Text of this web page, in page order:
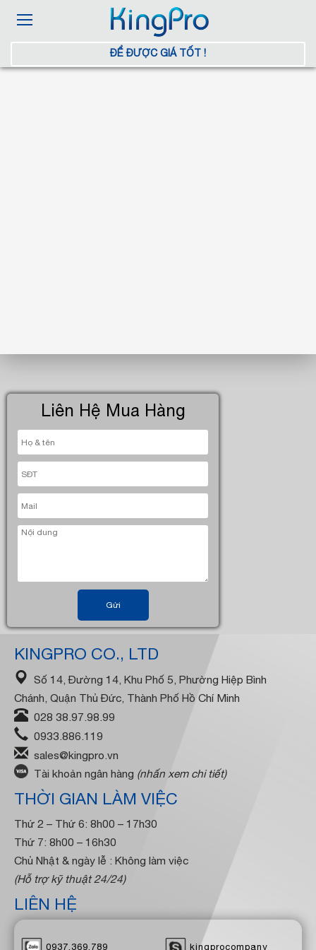
ĐỂ ĐƯỢC GIÁ TỐT !
Liên Hệ Mua Hàng
Gửi
KINGPRO CO., LTD
Số 14, Đường 14, Khu Phố 5, Phường Hiệp Bình
Chánh, Quận Thủ Đức, Thành Phố Hồ Chí Minh
028 38.97.98.99
0933.886.119
sales@kingpro.vn
Tài khoản ngân hàng (nhấn xem chi tiết)
THỜI GIAN LÀM VIỆC
Thứ 2 – Thứ 6: 8h00 – 17h30
Thứ 7: 8h00 – 16h30
Chủ Nhật & ngày lễ : Không làm việc
(Hỗ trợ kỹ thuật 24/24)
LIÊN HỆ
0937.369.789 kingprocompany